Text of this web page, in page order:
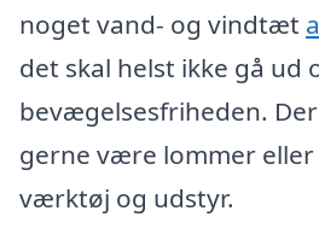
noget vand- og vindtæt
det skal helst ikke gå ud
bevægelsesfriheden.
gerne være lommer
værktøj og udstyr.